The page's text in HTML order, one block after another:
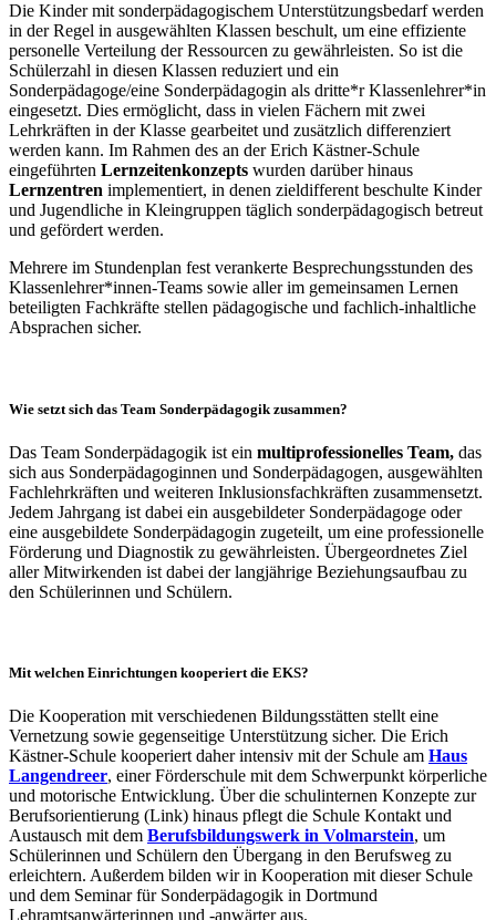
Die Kinder mit sonderpädagogischem Unterstützungsbedarf werden
in der Regel in ausgewählten Klassen beschult, um eine effiziente
personelle Verteilung der Ressourcen zu gewährleisten. So ist die
Schülerzahl in diesen Klassen reduziert und ein
Sonderpädagoge/eine Sonderpädagogin als dritte*r Klassenlehrer*in
eingesetzt. Dies ermöglicht, dass in vielen Fächern mit zwei
Lehrkräften in der Klasse gearbeitet und zusätzlich differenziert
werden kann. Im Rahmen des an der Erich Kästner-Schule
eingeführten Lernzeitenkonzepts wurden darüber hinaus
Lernzentren implementiert, in denen zieldifferent beschulte Kinder
und Jugendliche in Kleingruppen täglich sonderpädagogisch betreut
und gefördert werden.
Mehrere im Stundenplan fest verankerte Besprechungsstunden des
Klassenlehrer*innen-Teams sowie aller im gemeinsamen Lernen
beteiligten Fachkräfte stellen pädagogische und fachlich-inhaltliche
Absprachen sicher.
Wie setzt sich das Team Sonderpädagogik zusammen?
Das Team Sonderpädagogik ist ein multiprofessionelles Team, das
sich aus Sonderpädagoginnen und Sonderpädagogen, ausgewählten
Fachlehrkräften und weiteren Inklusionsfachkräften zusammensetzt.
Jedem Jahrgang ist dabei ein ausgebildeter Sonderpädagoge oder
eine ausgebildete Sonderpädagogin zugeteilt, um eine professionelle
Förderung und Diagnostik zu gewährleisten. Übergeordnetes Ziel
aller Mitwirkenden ist dabei der langjährige Beziehungsaufbau zu
den Schülerinnen und Schülern.
Mit welchen Einrichtungen kooperiert die EKS?
Die Kooperation mit verschiedenen Bildungsstätten stellt eine
Vernetzung sowie gegenseitige Unterstützung sicher. Die Erich
Kästner-Schule kooperiert daher intensiv mit der Schule am Haus
Langendreer, einer Förderschule mit dem Schwerpunkt körperliche
und motorische Entwicklung. Über die schulinternen Konzepte zur
Berufsorientierung (Link) hinaus pflegt die Schule Kontakt und
Austausch mit dem Berufsbildungswerk in Volmarstein, um
Schülerinnen und Schülern den Übergang in den Berufsweg zu
erleichtern. Außerdem bilden wir in Kooperation mit dieser Schule
und dem Seminar für Sonderpädagogik in Dortmund
Lehramtsanwärterinnen und -anwärter aus.